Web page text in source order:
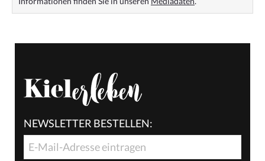
NEWSLETTER BESTELLEN: